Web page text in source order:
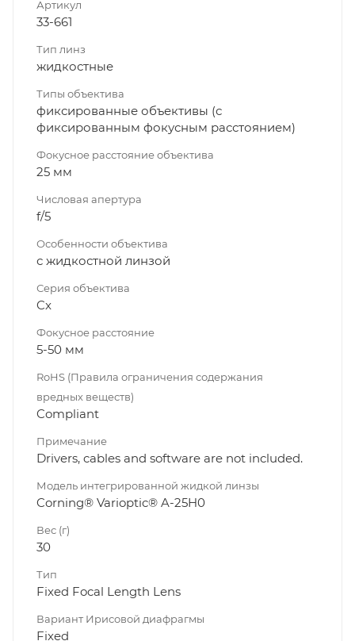
Артикул
33-661
Тип линз
жидкостные
Типы объектива
фиксированные объективы (с
фиксированным фокусным расстоянием)
Фокусное расстояние объектива
25 мм
Числовая апертура
f/5
Особенности объектива
с жидкостной линзой
Серия объектива
Cx
Фокусное расстояние
5-50 мм
RoHS (Правила ограничения содержания
вредных веществ)
Compliant
Примечание
Drivers, cables and software are not included.
Модель интегрированной жидкой линзы
Corning® Varioptic® A-25H0
Вес (г)
30
Тип
Fixed Focal Length Lens
Вариант Ирисовой диафрагмы
Fixed